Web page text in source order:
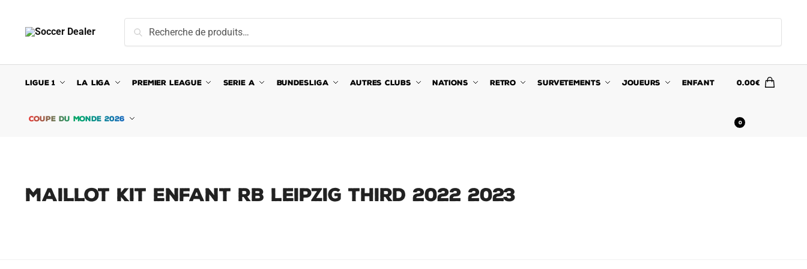
navigation
content
pour :
Recherche
LIGUE 1 LA LIGA PREMIER LEAGUE SERIE A BUNDESLIGA AUTRES CLUBS NATIONS RETRO SURVETEMENTS JOUEURS ENFANT
COUPE DU MONDE 2026
0.00€
0
MAILLOT KIT ENFANT RB LEIPZIG THIRD 2022 2023